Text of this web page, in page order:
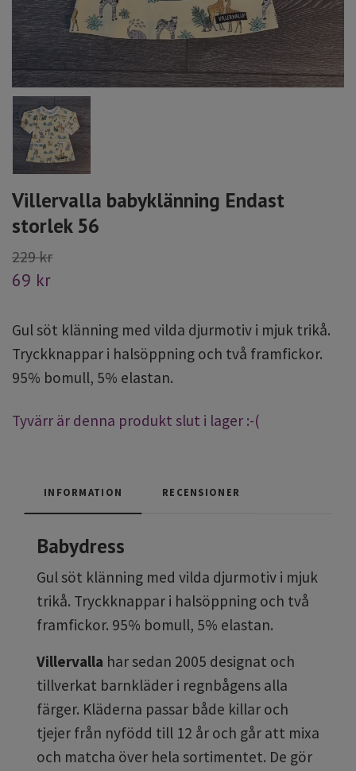
Villervalla babyklänning Endast
storlek 56
229 kr
69 kr
Gul söt klänning med vilda djurmotiv i mjuk trikå.
Tryckknappar i halsöppning och två framfickor.
95% bomull, 5% elastan.
Tyvärr är denna produkt slut i lager :-(
INFORMATION RECENSIONER
Babydress
Gul söt klänning med vilda djurmotiv i mjuk
trikå. Tryckknappar i halsöppning och två
framfickor. 95% bomull, 5% elastan.
Villervalla har sedan 2005 designat och
tillverkat barnkläder i regnbågens alla
färger. Kläderna passar både killar och
tjejer från nyfödd till 12 år och går att mixa
och matcha över hela sortimentet. De gör